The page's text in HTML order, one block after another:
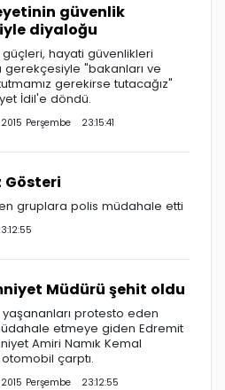
güvenlik
diyaloğu
güçleri, hayati güvenlikleri
gerekçesiyle "bakanları ve
gerekirse tutacağız"
İdil'e döndü.
Perşembe 23:15:41
gruplara polis müdahale etti
Müdürü şehit oldu
yaşananları protesto eden
etmeye giden Edremit
Amiri Namık Kemal
çarptı.
Perşembe 23:12:55